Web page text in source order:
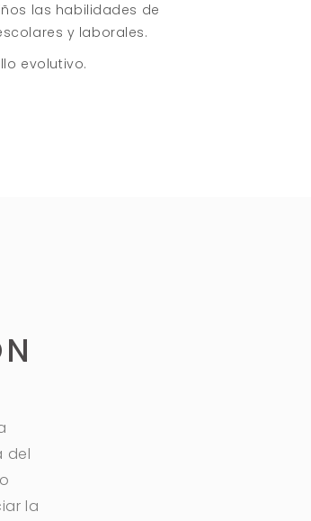
las habilidades de
y laborales.
evolutivo.
del
la